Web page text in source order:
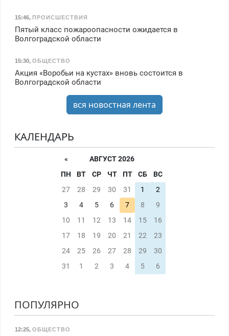
15:46, ПРОИСШЕСТВИЯ
Пятый класс пожароопасности ожидается в
Волгоградской области
15:30, ОБЩЕСТВО
Акция «Воробьи на кустах» вновь состоится в
Волгоградской области
вся новостная лента
КАЛЕНДАРЬ
«
АВГУСТ 2026
ПН
ВТ СР ЧТ ПТ СБ
ВС
27
28 29 30 31 1
2
3
4 5 6 7 8
9
10
11 12 13 14 15
16
17
18 19 20 21 22
23
24
25 26 27 28 29
30
31
1 2 3 4 5 6
ПОПУЛЯРНО
12:25, ОБЩЕСТВО